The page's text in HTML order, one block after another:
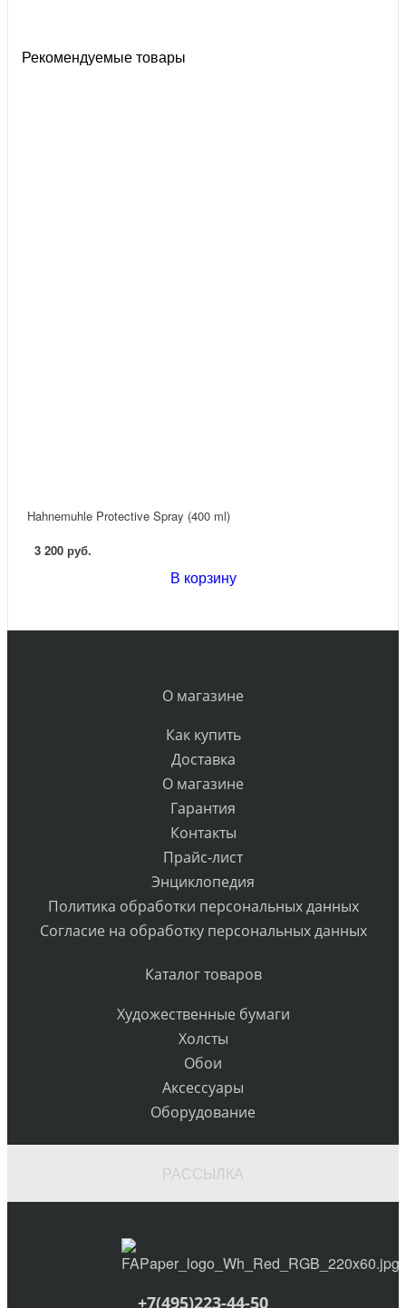
Рекомендуемые товары
Hahnemuhle Protective Spray (400 ml)
3 200 руб.
В корзину
О магазине
Как купить
Доставка
О магазине
Гарантия
Контакты
Прайс-лист
Энциклопедия
Политика обработки персональных данных
Согласие на обработку персональных данных
Каталог товаров
Художественные бумаги
Холсты
Обои
Аксессуары
Оборудование
РАССЫЛКА
+7(495)223-44-50